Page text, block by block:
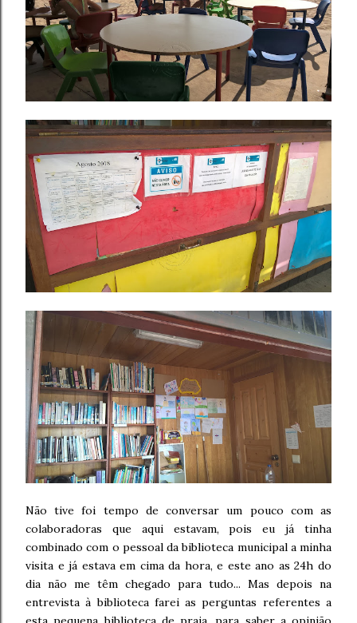
Não tive foi tempo de conversar um pouco com as
colaboradoras que aqui estavam, pois eu já tinha
combinado com o pessoal da biblioteca municipal a minha
visita e já estava em cima da hora, e este ano as 24h do
dia não me têm chegado para tudo... Mas depois na
entrevista à biblioteca farei as perguntas referentes a